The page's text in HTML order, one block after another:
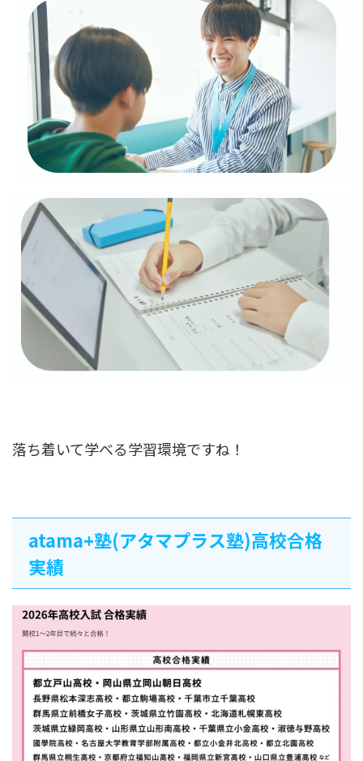
落ち着いて学べる学習環境ですね！
atama+塾(アタマプラス塾)高校合格
実績